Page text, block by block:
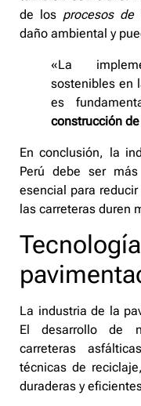
de los procesos de
daño ambiental y
«La
sostenibles en
es
construcción
En conclusión, la
Perú debe ser más
esencial para
las carreteras duren
La industria de la
El desarrollo de
carreteras
técnicas de
duraderas y